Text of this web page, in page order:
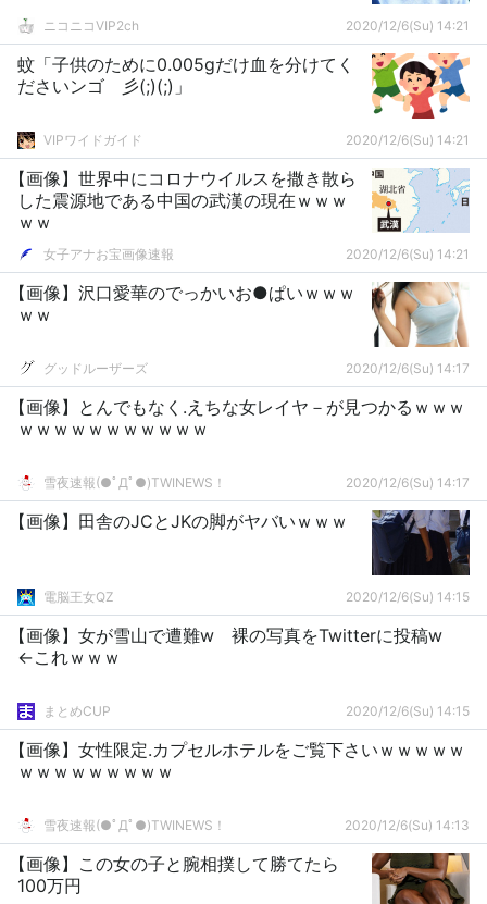
ニコニコVIP2ch 2020/12/6(Su) 14:21
蚊「子供のために0.005gだけ血を分けてく
ださいンゴ 彡(;)(;)」
VIPワイドガイド 2020/12/6(Su) 14:21
【画像】世界中にコロナウイルスを撒き散ら
した震源地である中国の武漢の現在ｗｗｗ
ｗｗ
女子アナお宝画像速報 2020/12/6(Su) 14:21
【画像】沢口愛華のでっかいお●ぱいｗｗｗ
ｗｗ
グッドルーザーズ 2020/12/6(Su) 14:17
【画像】とんでもなく.えちな女レイヤ－が見つかるｗｗｗ
ｗｗｗｗｗｗｗｗｗｗｗ
雪夜速報(●ﾟДﾟ●)TWINEWS！ 2020/12/6(Su) 14:17
【画像】田舎のJCとJKの脚がヤバいｗｗｗ
電脳王女QZ 2020/12/6(Su) 14:15
【画像】女が雪山で遭難w 裸の写真をTwitterに投稿w
←これｗｗｗ
まとめCUP 2020/12/6(Su) 14:15
【画像】女性限定.カプセルホテルをご覧下さいｗｗｗｗｗ
ｗｗｗｗｗｗｗｗｗ
雪夜速報(●ﾟДﾟ●)TWINEWS！ 2020/12/6(Su) 14:13
【画像】この女の子と腕相撲して勝てたら
100万円